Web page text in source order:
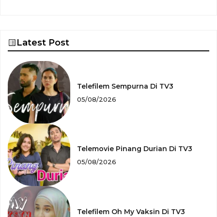
Latest Post
Telefilem Sempurna Di TV3
05/08/2026
Telemovie Pinang Durian Di TV3
05/08/2026
Telefilem Oh My Vaksin Di TV3